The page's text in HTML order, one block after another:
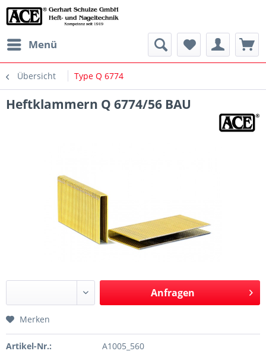
Menü
Übersicht Type Q 6774
Heftklammern Q 6774/56 BAU
Anfragen
Merken
Artikel-Nr.:
A1005_560